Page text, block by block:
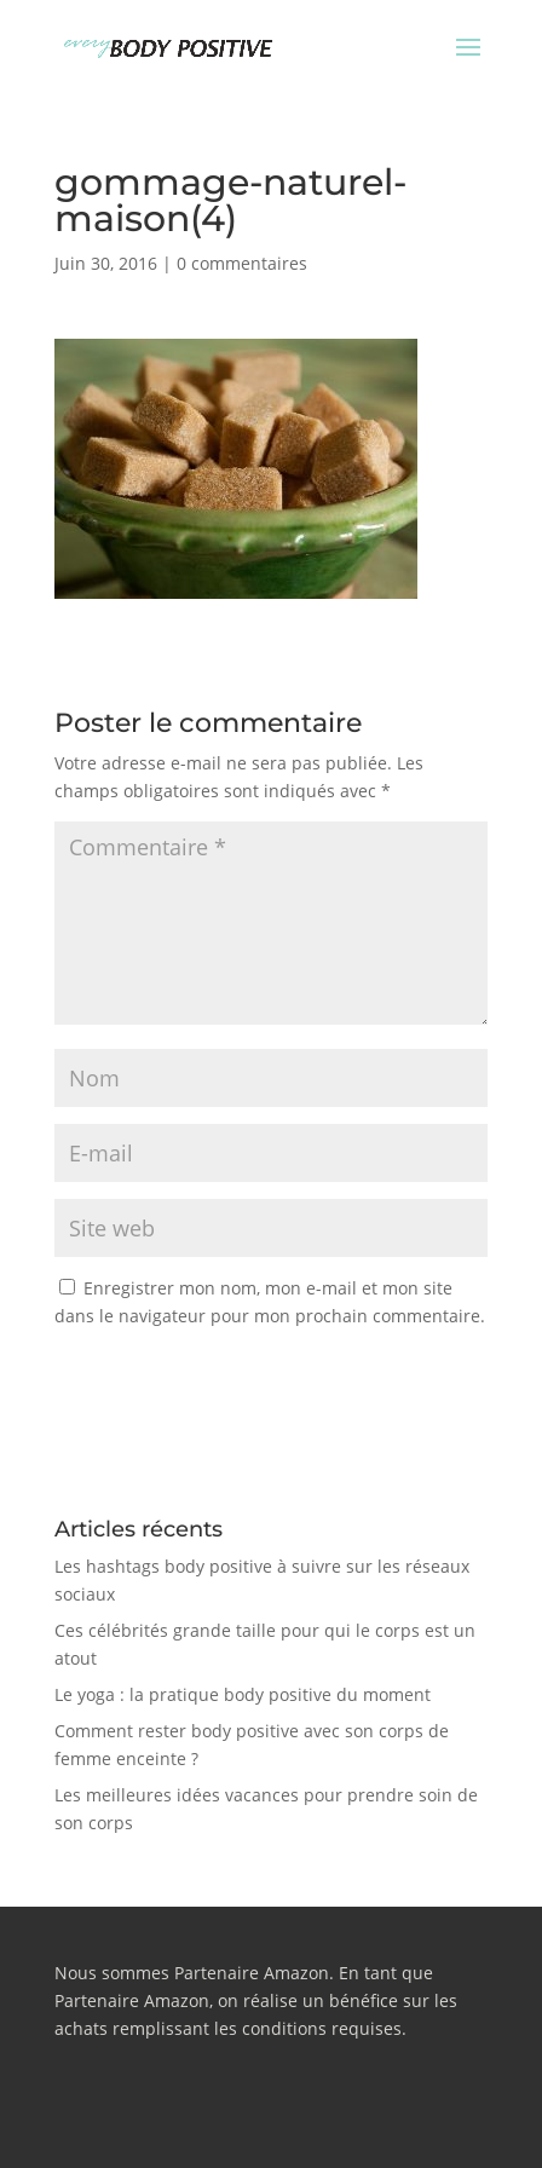
gommage-naturel-
maison(4)
Juin 30, 2016| 0 commentaires
Poster le commentaire
Votre adresse e-mail ne sera pas publiée. Les
champs obligatoires sont indiqués avec *
Enregistrer mon nom, mon e-mail et mon site
dans le navigateur pour mon prochain commentaire.
Articles récents
Les hashtags body positive à suivre sur les réseaux
sociaux
Ces célébrités grande taille pour qui le corps est un
atout
Le yoga : la pratique body positive du moment
Comment rester body positive avec son corps de
femme enceinte ?
Les meilleures idées vacances pour prendre soin de
son corps
Nous sommes Partenaire Amazon. En tant que
Partenaire Amazon, on réalise un bénéfice sur les
achats remplissant les conditions requises.